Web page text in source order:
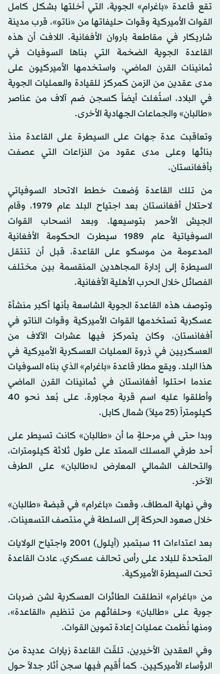
تقع قاعدة «باغرام» الجوية، التي أخلتها بشكل كامل
القوات الأميركية وقوات حليفاتها من «ناتو»، قرب مدينة
شاريكار في مقاطعة باروان الأفغانية. اللافت أن هذه
القاعدة الجوية الضخمة التي بناها السوفيات في
ثمانينات القرن الماضي، واستخدمها الأميركيون على
مدى عقدين من الزمن كمركز للقيادة والعمليات الجوية
في البلاد، استُغلت أيضاً كسجن ضم آلاف من عناصر
«طالبان» والجماعات الجهادية الأخرى.
وتعاقبت عدة جهات على السيطرة على القاعدة منذ
بنائها وعلى مدى عقود من النزاعات التي عصفت
بأفغانستان.
من تلك القاعدة وُضعت خطط الاتحاد السوفياتي
لاحتلال أفغانستان بعد اجتياح البلد عام 1979، وقام
الجيش الأحمر بتوسيعها. وبعد انسحاب القوات
السوفياتية عام 1989 سيطرت الحكومة الأفغانية
المدعومة من موسكو على القاعدة، قبل أن تنتقل
السيطرة إلى إدارة المجاهدين المنقسمة بين مختلف
الفصائل خلال الحرب الأهلية الأفغانية.
وتوصف هذه القاعدة الجوية الشاسعة بأنها أكبر منشأة
عسكرية تستخدمها القوات الأميركية وقوات الناتو في
أفغانستان، وكان يتمركز فيها عشرات الآلاف من
العسكريين في ذروة العمليات العسكرية الأميركية في
هذا البلد. ويقع مطار قاعدة «باغرام» الذي بناه السوفيات
عندما احتلوا أفغانستان في ثمانينات القرن الماضي
وأطلقوا عليه اسم قرية مجاورة، على بُعد نحو 40
كيلومتراً (25 ميلاً) شمال كابل.
وبدا حتى في مرحلةٍ ما أن «طالبان» كانت تسيطر على
أحد طرفي المسلك الممتد على طول ثلاثة كيلومترات،
والتحالف الشمالي المعارض لـ«طالبان» على الطرف
الآخر.
وفي نهاية المطاف، وقعت «باغرام» في قبضة «طالبان»
خلال صعود الحركة إلى السلطة في منتصف التسعينات.
بعد اعتداءات 11 سبتمبر (أيلول) 2001 واجتياح الولايات
المتحدة للبلاد على رأس تحالف عسكري، عادت القاعدة
تحت السيطرة الأميركية.
من «باغرام» انطلقت الطائرات العسكرية لشن ضربات
جوية على «طالبان» وحلفائهم من تنظيم «القاعدة»،
ومنها نُظمت عمليات إعادة تموين القوات.
وفي العقدين الأخيرين، تلقّت القاعدة زيارات عديدة من
الرؤساء الأميركيين. كما أُقيم فيها سجن أثار جدلاً حول